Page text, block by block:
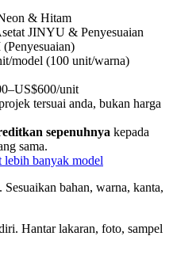
& Hitam
JINYU & Penyesuaian
model (100 unit/warna)
unit
tersuai anda, bukan harga
sepenuhnya kepada
sama.
lebih banyak model
Sesuaikan bahan, warna, kanta,
Hantar lakaran, foto, sampel